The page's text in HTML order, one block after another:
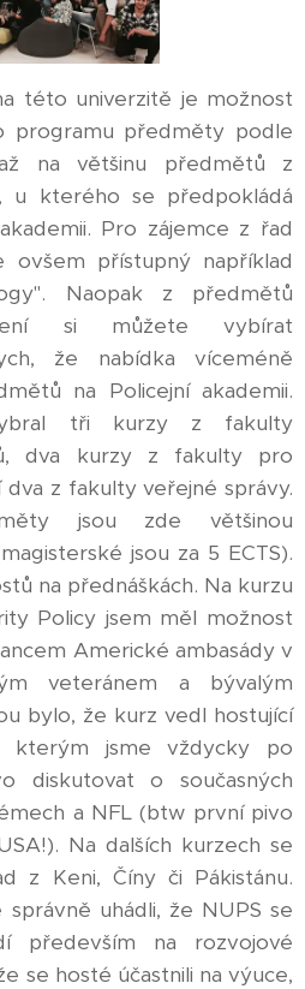
této univerzitě je možnost
programu předměty podle
na většinu předmětů z
u kterého se předpokládá
Pro zájemce z řad
ovšem přístupný například
Naopak z předmětů
si můžete vybírat
že nabídka víceméně
na Policejní akademii.
tři kurzy z fakulty
dva kurzy z fakulty pro
dva z fakulty veřejné správy.
jsou zde většinou
jsou za 5 ECTS).
na přednáškách. Na kurzu
Policy jsem měl možnost
Americké ambasády v
veteránem a bývalým
bylo, že kurz vedl hostující
kterým jsme vždycky po
diskutovat o současných
a NFL (btw první pivo
Na dalších kurzech se
z Keni, Číny či Pákistánu.
uhádli, že NUPS se
především na rozvojové
se hosté účastnili na výuce,